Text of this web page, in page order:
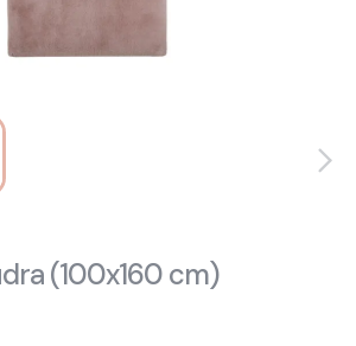
Öneriler
(100x160 cm)